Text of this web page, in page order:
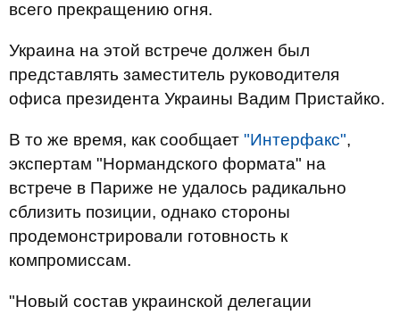
всего прекращению огня.
Украина на этой встрече должен был
представлять заместитель руководителя
офиса президента Украины Вадим Пристайко.
В то же время, как сообщает "Интерфакс",
экспертам "Нормандского формата" на
встрече в Париже не удалось радикально
сблизить позиции, однако стороны
продемонстрировали готовность к
компромиссам.
"Новый состав украинской делегации